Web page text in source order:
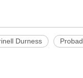
Durness